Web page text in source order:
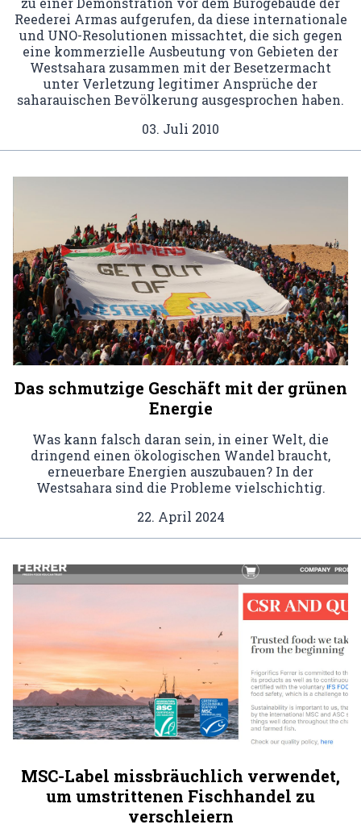
Reederei Armas aufgerufen, da diese internationale
und UNO-Resolutionen missachtet, die sich gegen
eine kommerzielle Ausbeutung von Gebieten der
Westsahara zusammen mit der Besetzermacht
unter Verletzung legitimer Ansprüche der
saharauischen Bevölkerung ausgesprochen haben.
03. Juli 2010
Das schmutzige Geschäft mit der grünen
Energie
Was kann falsch daran sein, in einer Welt, die
dringend einen ökologischen Wandel braucht,
erneuerbare Energien auszubauen? In der
Westsahara sind die Probleme vielschichtig.
22. April 2024
MSC-Label missbräuchlich verwendet,
um umstrittenen Fischhandel zu
verschleiern